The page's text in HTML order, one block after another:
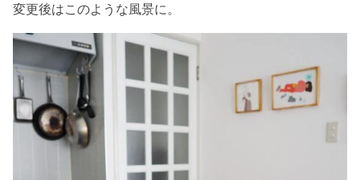
変更後はこのような風景に。